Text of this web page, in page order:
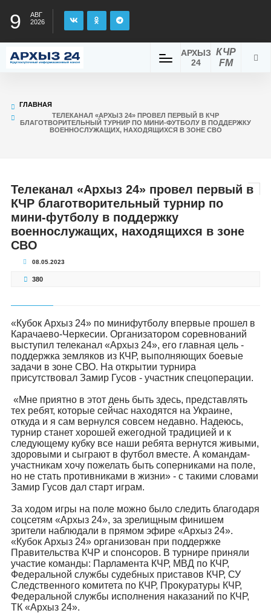
9
АВГ
2026
КЧР
FM
АРХЫЗ
24
ГЛАВНАЯ
ТЕЛЕКАНАЛ «АРХЫЗ 24» ПРОВЕЛ ПЕРВЫЙ В КЧР
БЛАГОТВОРИТЕЛЬНЫЙ ТУРНИР ПО МИНИ-ФУТБОЛУ В ПОДДЕРЖКУ
ВОЕННОСЛУЖАЩИХ, НАХОДЯЩИХСЯ В ЗОНЕ СВО
Телеканал «Архыз 24» провел первый в
КЧР благотворительный турнир по
мини-футболу в поддержку
военнослужащих, находящихся в зоне
СВО
08.05.2023
380
«Кубок Архыз 24» по минифутболу впервые прошел в
Карачаево-Черкесии. Организатором соревнований
выступил телеканал «Архыз 24», его главная цель -
поддержка земляков из КЧР, выполняющих боевые
задачи в зоне СВО. На открытии турнира
присутствовал Замир Гусов - участник спецоперации.
«Мне приятно в этот день быть здесь, представлять
тех ребят, которые сейчас находятся на Украине,
откуда и я сам вернулся совсем недавно. Надеюсь,
турнир станет хорошей ежегодной традицией и к
следующему кубку все наши ребята вернутся живыми,
здоровыми и сыграют в футбол вместе. А командам-
участникам хочу пожелать быть соперниками на поле,
но не стать противниками в жизни» - с такими словами
Замир Гусов дал старт играм.
За ходом игры на поле можно было следить благодаря
соцсетям «Архыз 24», за зрелищным финишем
зрители наблюдали в прямом эфире «Архыз 24».
«Кубок Архыз 24» организован при поддержке
Правительства КЧР и спонсоров. В турнире приняли
участие команды: Парламента КЧР, МВД по КЧР,
Федеральной службы судебных приставов КЧР, СУ
Следственного комитета по КЧР, Прокуратуры КЧР,
Федеральной службы исполнения наказаний по КЧР,
ТК «Архыз 24».